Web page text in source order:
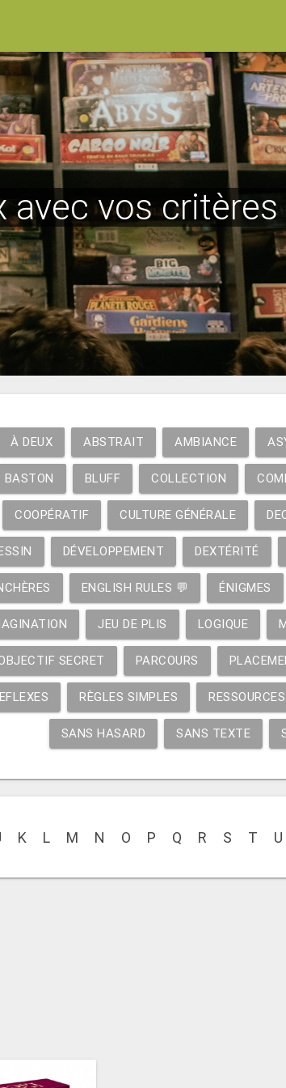
avec vos critères
À DEUX ABSTRAIT AMBIANCE
BASTON BLUFF COLLECTION
COOPÉRATIF CULTURE GÉNÉRALE
DÉVELOPPEMENT DEXTÉRITÉ
ENGLISH RULES 💬 ÉNIGMES
JEU DE PLIS LOGIQUE
SECRET PARCOURS
RÈGLES SIMPLES RESSOURCES
SANS HASARD SANS TEXTE
K L M N O P Q R S T U